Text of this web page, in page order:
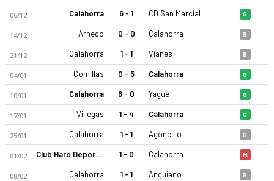
Calahorra 25-26 sezonu | Tercera RFEF Grup 16'de 4.
06/12 Calahorra 6 - 1 CD San Marcial G
14/12 Arnedo 0 - 0 Calahorra B
21/12 Calahorra 1 - 1 Vianes B
04/01 Comillas 0 - 5 Calahorra G
10/01 Calahorra 6 - 0 Yague G
17/01 Villegas 1 - 4 Calahorra G
25/01 Calahorra 1 - 1 Agoncillo B
01/02 Club Haro Deportivo 1 - 0 Calahorra M
08/02 Calahorra 1 - 1 Anguiano B